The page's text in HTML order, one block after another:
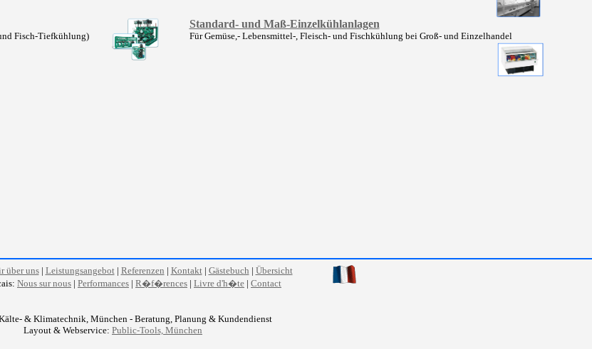
Fisch-Tiefkühlung)
Standard- und Maß-Einzelkühlanlagen
Für Gemüse,- Lebensmittel-, Fleisch- und Fischkühlung bei Groß- und Einzelhandel
über uns| Leistungsangebot| Referenzen | Kontakt| Gästebuch | Übersicht
Nous sur nous | Performances | R�f�rences | Livre d'h�te | Contact
& Klimatechnik, München - Beratung, Planung & Kundendienst
Layout & Webservice: Public-Tools, München